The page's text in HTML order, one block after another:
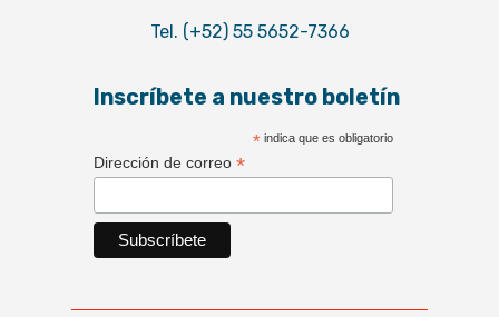
Tel. (+52) 55 5652-7366
Inscríbete a nuestro boletín
*indica que es obligatorio
Dirección de correo *